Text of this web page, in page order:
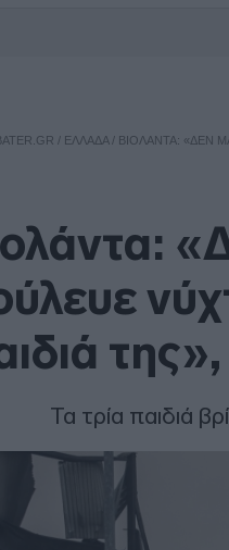
/ ΕΛΛΑΔΑ/ ΒΙΟΛΆΝΤΑ: «ΔΕΝ
Τα τρία παιδιά